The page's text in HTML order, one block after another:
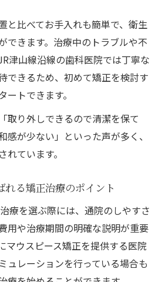
と比べてお手入れも簡単で、衛生
できます。治療中のトラブルや不
津山線沿線の歯科医院では丁寧な
できるため、初めて矯正を検討す
ートできます。
取り外しできるので清潔を保て
感が少ない」といった声が多く、
ています。
れる矯正治療のポイント
療を選ぶ際には、通院のしやすさ
用や治療期間の明確な説明が重要
マウスピース矯正を提供する医院
ュレーションを行っている場合も